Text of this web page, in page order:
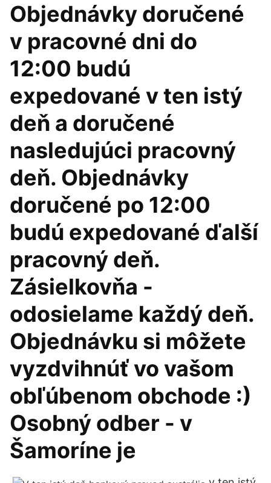
Objednávky doručené
v pracovné dni do
12:00 budú
expedované v ten istý
deň a doručené
nasledujúci pracovný
deň. Objednávky
doručené po 12:00
budú expedované ďalší
pracovný deň.
Zásielkovňa -
odosielame každý deň.
Objednávku si môžete
vyzdvihnúť vo vašom
obľúbenom obchode :)
Osobný odber - v
Šamoríne je